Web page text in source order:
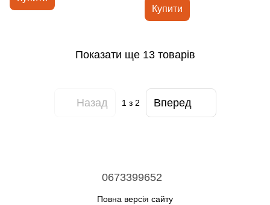
Купити
Показати ще 13 товарів
Назад 1 з 2 Вперед
0673399652
Повна версія сайту